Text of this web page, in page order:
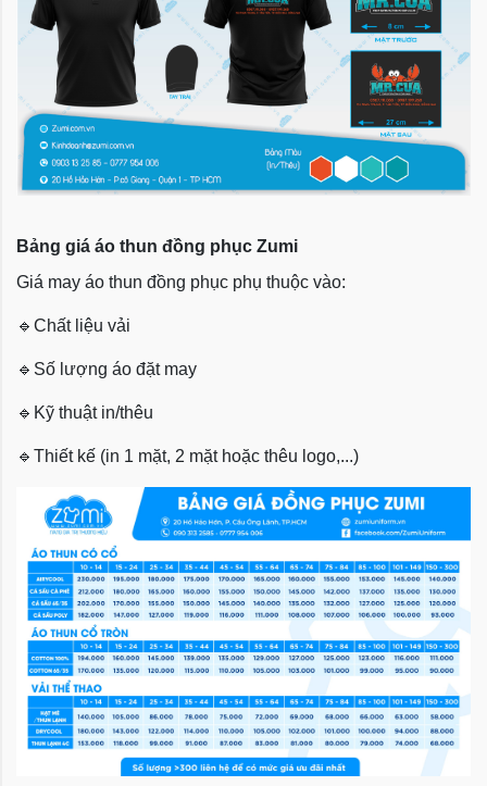
Bảng giá áo thun đồng phục Zumi
Giá may áo thun đồng phục phụ thuộc vào:
🔹 Chất liệu vải
🔹 Số lượng áo đặt may
🔹 Kỹ thuật in/thêu
🔹 Thiết kế (in 1 mặt, 2 mặt hoặc thêu logo,...)